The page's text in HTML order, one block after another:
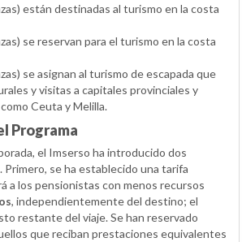
están destinadas al turismo en la costa
se reservan para el turismo en la costa
se asignan al turismo de escapada que
y visitas a capitales provinciales y
Ceuta y Melilla.
Programa
el Imserso ha introducido dos
se ha establecido una tarifa
a los pensionistas con menos recursos
, independientemente del destino; el
restante del viaje. Se han reservado
que reciban prestaciones equivalentes